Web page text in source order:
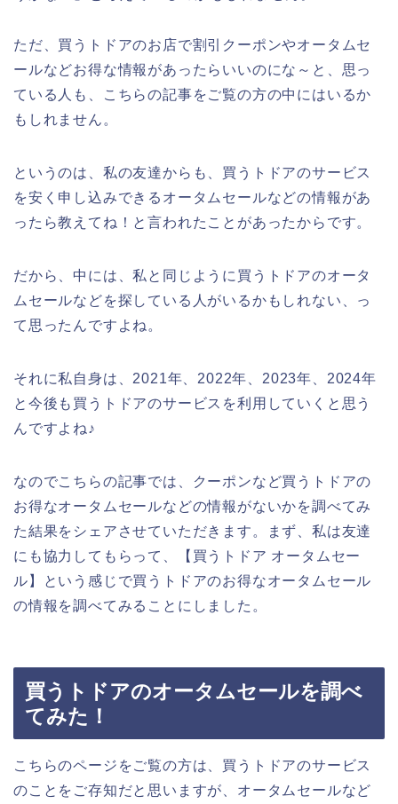
ただ、買うトドアのお店で割引クーポンやオータムセ
ールなどお得な情報があったらいいのにな～と、思っ
ている人も、こちらの記事をご覧の方の中にはいるか
もしれません。
というのは、私の友達からも、買うトドアのサービス
を安く申し込みできるオータムセールなどの情報があ
ったら教えてね！と言われたことがあったからです。
だから、中には、私と同じように買うトドアのオータ
ムセールなどを探している人がいるかもしれない、っ
て思ったんですよね。
それに私自身は、2021年、2022年、2023年、2024年
と今後も買うトドアのサービスを利用していくと思う
んですよね♪
なのでこちらの記事では、クーポンなど買うトドアの
お得なオータムセールなどの情報がないかを調べてみ
た結果をシェアさせていただきます。まず、私は友達
にも協力してもらって、【買うトドア オータムセー
ル】という感じで買うトドアのお得なオータムセール
の情報を調べてみることにしました。
買うトドアのオータムセールを調べ
てみた！
こちらのページをご覧の方は、買うトドアのサービス
のことをご存知だと思いますが、オータムセールなど